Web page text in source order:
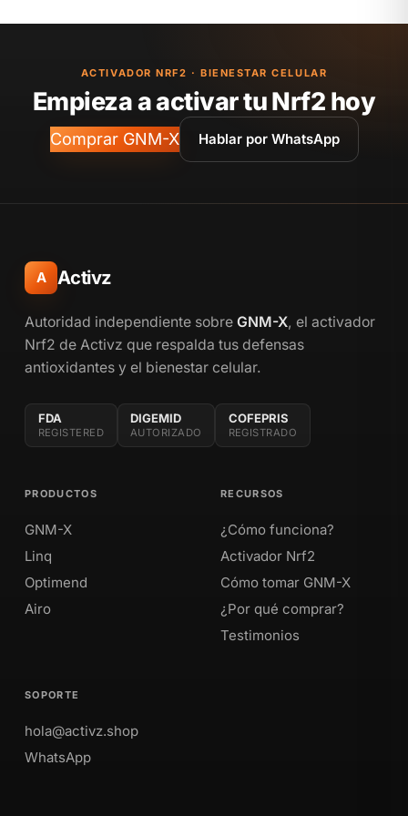
ACTIVADOR NRF2 · BIENESTAR CELULAR
Empieza a activar tu Nrf2 hoy
Comprar GNM-X Hablar por WhatsApp
A Activz
Autoridad independiente sobre GNM-X, el activador
Nrf2 de Activz que respalda tus defensas
antioxidantes y el bienestar celular.
FDA
REGISTERED
DIGEMID
AUTORIZADO
COFEPRIS
REGISTRADO
PRODUCTOS
GNM-X
Linq
Optimend
Airo
RECURSOS
¿Cómo funciona?
Activador Nrf2
Cómo tomar GNM-X
¿Por qué comprar?
Testimonios
SOPORTE
hola@activz.shop
WhatsApp